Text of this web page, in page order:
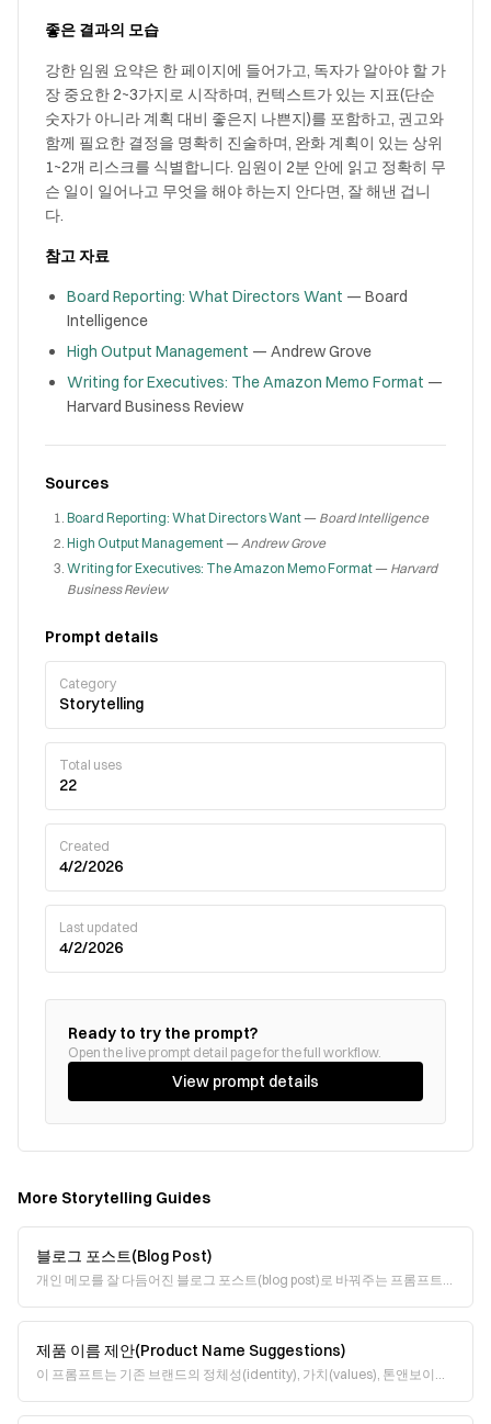
좋은 결과의 모습
강한 임원 요약은 한 페이지에 들어가고, 독자가 알아야 할 가
장 중요한 2~3가지로 시작하며, 컨텍스트가 있는 지표(단순
숫자가 아니라 계획 대비 좋은지 나쁜지)를 포함하고, 권고와
함께 필요한 결정을 명확히 진술하며, 완화 계획이 있는 상위
1~2개 리스크를 식별합니다. 임원이 2분 안에 읽고 정확히 무
슨 일이 일어나고 무엇을 해야 하는지 안다면, 잘 해낸 겁니
다.
참고 자료
Board Reporting: What Directors Want — Board
Intelligence
High Output Management — Andrew Grove
Writing for Executives: The Amazon Memo Format —
Harvard Business Review
Sources
Board Reporting: What Directors Want— Board Intelligence
High Output Management—Andrew Grove
Writing for Executives: The Amazon Memo Format— Harvard
Business Review
Prompt details
Category
Storytelling
Total uses
22
Created
4/2/2026
Last updated
4/2/2026
Ready to try the prompt?
Open the live prompt detail page for the full workflow.
View prompt details
More Storytelling Guides
블로그 포스트(Blog Post)
개인 메모를 잘 다듬어진 블로그 포스트(blog post)로 바꿔주는 프롬프트
제품 이름 제안(Product Name Suggestions)
이 프롬프트는 기존 브랜드의 정체성(identity), 가치(values), 톤앤보이스